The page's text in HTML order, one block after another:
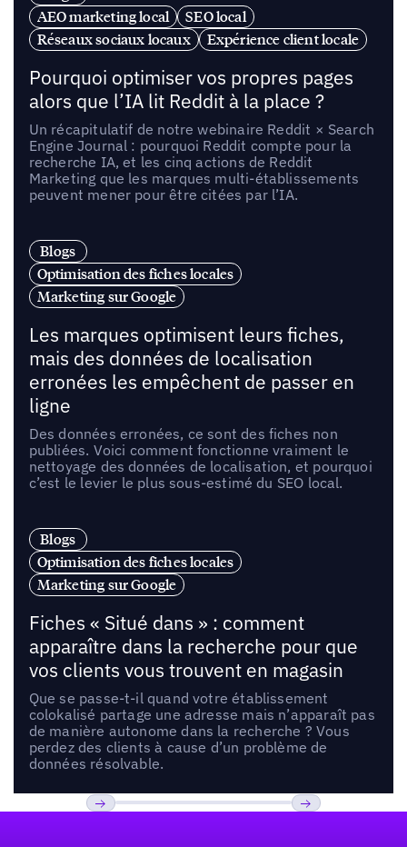
AEO marketing local
SEO local
Réseaux sociaux locaux
Expérience client locale
Pourquoi optimiser vos propres pages
alors que l’IA lit Reddit à la place ?
Un récapitulatif de notre webinaire Reddit × Search
Engine Journal : pourquoi Reddit compte pour la
recherche IA, et les cinq actions de Reddit
Marketing que les marques multi-établissements
peuvent mener pour être citées par l’IA.
Blogs
Optimisation des fiches locales
Marketing sur Google
Les marques optimisent leurs fiches,
mais des données de localisation
erronées les empêchent de passer en
ligne
Des données erronées, ce sont des fiches non
publiées. Voici comment fonctionne vraiment le
nettoyage des données de localisation, et pourquoi
c’est le levier le plus sous-estimé du SEO local.
Blogs
Optimisation des fiches locales
Marketing sur Google
Fiches « Situé dans » : comment
apparaître dans la recherche pour que
vos clients vous trouvent en magasin
Que se passe-t-il quand votre établissement
colokalisé partage une adresse mais n’apparaît pas
de manière autonome dans la recherche ? Vous
perdez des clients à cause d’un problème de
données résolvable.